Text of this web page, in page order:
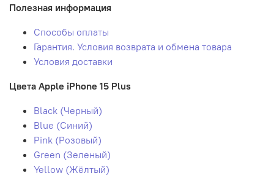
Полезная информация
Способы оплаты
Гарантия. Условия возврата и обмена товара
Условия доставки
Цвета Apple iPhone 15 Plus
Black (Черный)
Blue (Синий)
Pink (Розовый)
Green (Зеленый)
Yellow (Жёлтый)